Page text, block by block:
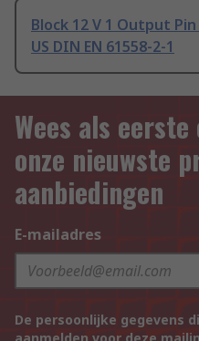
Block 12 V 1 Output
US DIN EN 61558-2-1
Wees als
onze nieuwste
aanbiedingen
E-mailadres
De persoonlijke gegevens